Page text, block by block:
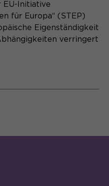
EU-Initiative
für Europa“ (STEP)
Eigenständigkeit
verringert